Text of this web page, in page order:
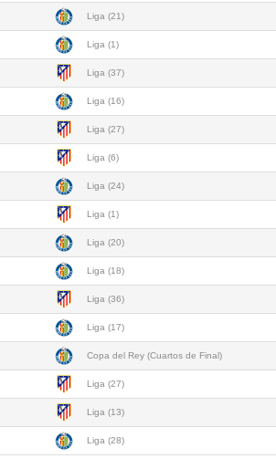
Liga (21)
Liga (1)
Liga (37)
Liga (16)
Liga (27)
Liga (6)
Liga (24)
Liga (1)
Liga (20)
Liga (18)
Liga (36)
Liga (17)
Copa del Rey (Cuartos de Final)
Liga (27)
Liga (13)
Liga (28)